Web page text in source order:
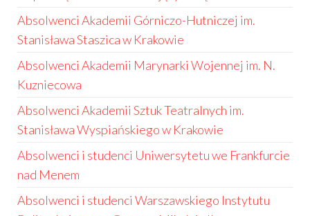
Absolwenci Akademii Górniczo-Hutniczej im.
Stanisława Staszica w Krakowie
Absolwenci Akademii Marynarki Wojennej im. N.
Kuzniecowa
Absolwenci Akademii Sztuk Teatralnych im.
Stanisława Wyspiańskiego w Krakowie
Absolwenci i studenci Uniwersytetu we Frankfurcie
nad Menem
Absolwenci i studenci Warszawskiego Instytutu